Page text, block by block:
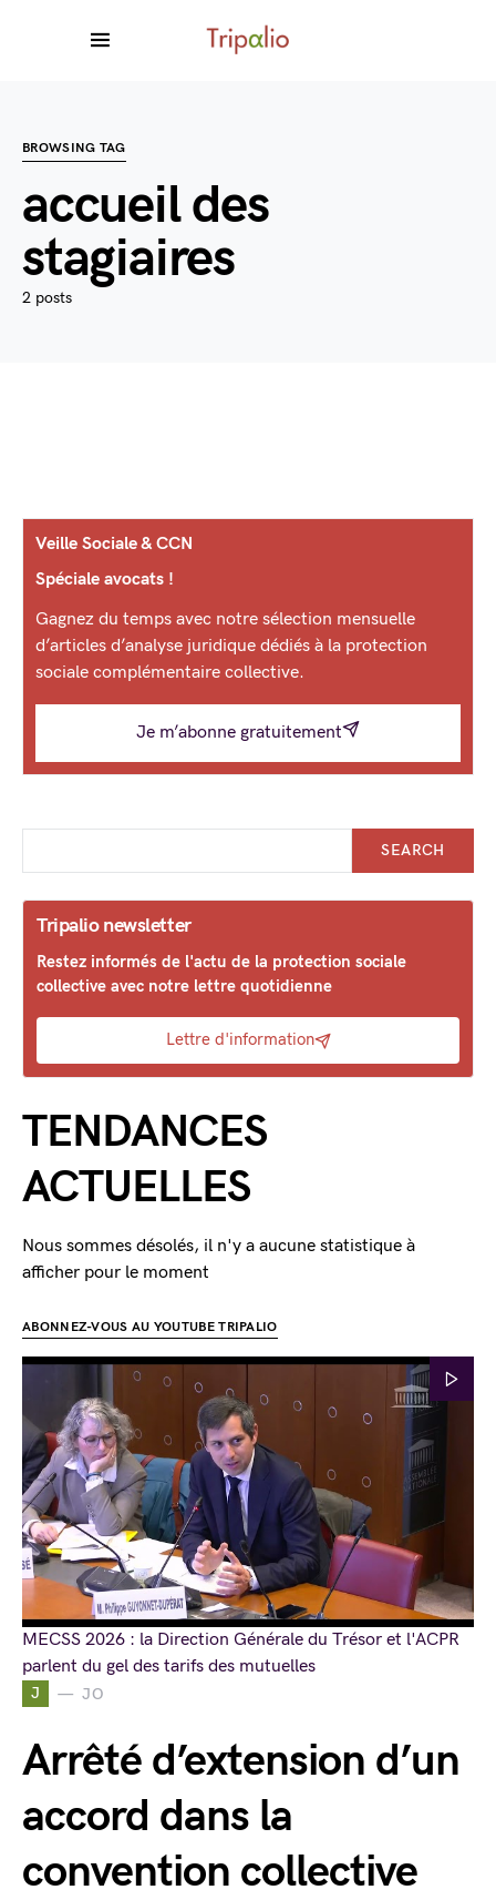
BROWSING TAG
accueil des
stagiaires
2 posts
J JO
Arrêté d’extension d’un
accord dans la
convention collective
Veille Sociale & CCN
Spéciale avocats !
Gagnez du temps avec notre sélection mensuelle
d’articles d’analyse juridique dédiés à la protection
sociale complémentaire collective.
Je m’abonne gratuitement
SEARCH
Tripalio newsletter
Restez informés de l'actu de la protection sociale
collective avec notre lettre quotidienne
Lettre d'information
TENDANCES
ACTUELLES
Nous sommes désolés, il n'y a aucune statistique à
afficher pour le moment
ABONNEZ-VOUS AU YOUTUBE TRIPALIO
MECSS 2026 : la Direction Générale du Trésor et l'ACPR
parlent du gel des tarifs des mutuelles